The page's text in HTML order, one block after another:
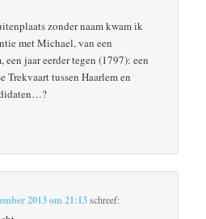
zonder naam kwam ik
met Michael, van een
jaar eerder tegen (1797): een
Trekvaart tussen Haarlem en
2013 om 21:13schreef: